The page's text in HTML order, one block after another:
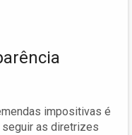
impositivas é
seguir as diretrizes